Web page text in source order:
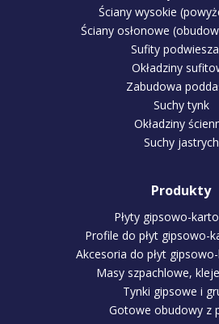
Ściany wysokie
Ściany osłonowe
Sufity
Okładziny
Zabudowa
Suchy tynk
Okładziny
Suchy jastrych
Produkty
Płyty gipsowo-
Profile do płyt gipsowo-
Akcesoria do płyt
Masy szpachlowe,
Tynki gipsowe i
Gotowe obudowy z